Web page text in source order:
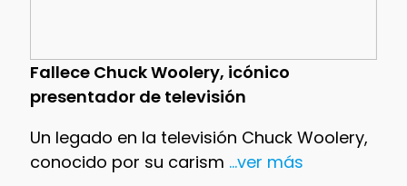
Fallece Chuck Woolery, icónico
presentador de televisión
Un legado en la televisión Chuck Woolery,
conocido por su carism ...ver más